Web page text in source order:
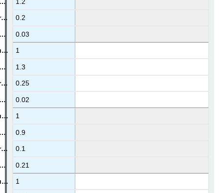
0.2
0.03
1
1.3
0.25
0.02
1
0.9
0.1
0.21
1